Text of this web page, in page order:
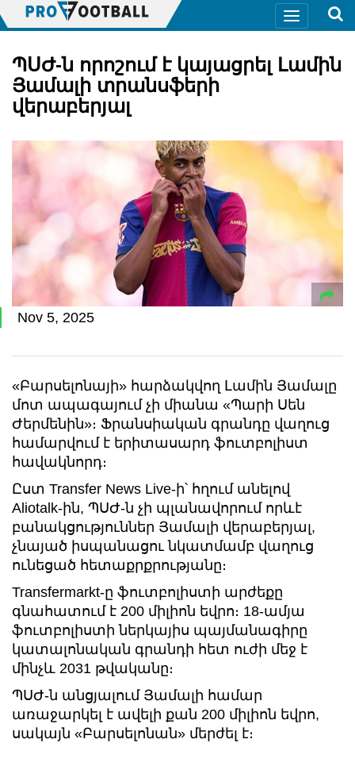
ՊՍԺ-ն որոշում է կայացրել Լամին
Յամալի տրանսֆերի
վերաբերյալ
Nov 5, 2025
«Բարսելոնայի» հարձակվող Լամին Յամալը
մոտ ապագայում չի միանա «Պարի Սեն
Ժերմենին»։ Ֆրանսիական գրանդը վաղուց
համարվում է երիտասարդ ֆուտբոլիստ
հավակնորդ։
Ըստ Transfer News Live-ի՝ հղում անելով
Aliotalk-ին, ՊՍԺ-ն չի պլանավորում որևէ
բանակցություններ Յամալի վերաբերյալ,
չնայած իսպանացու նկատմամբ վաղուց
ունեցած հետաքրքրությանը։
Transfermarkt-ը ֆուտբոլիստի արժեքը
գնահատում է 200 միլիոն եվրո։ 18-ամյա
ֆուտբոլիստի ներկայիս պայմանագիրը
կատալոնական գրանդի հետ ուժի մեջ է
մինչև 2031 թվականը։
ՊՍԺ-ն անցյալում Յամալի համար
առաջարկել է ավելի քան 200 միլիոն եվրո,
սակայն «Բարսելոնան» մերժել է։